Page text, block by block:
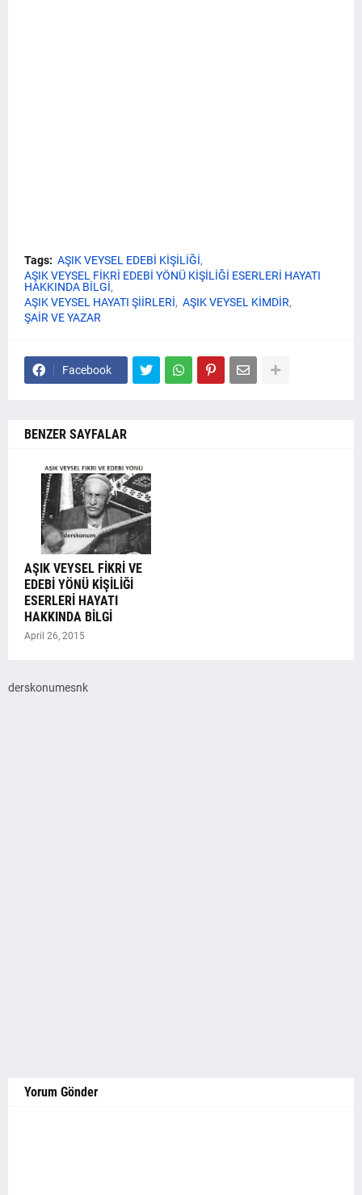
Tags: AŞIK VEYSEL EDEBİ KİŞİLİĞİ
AŞIK VEYSEL FİKRİ EDEBİ YÖNÜ KİŞİLİĞİ ESERLERİ HAYATI
HAKKINDA BİLGİ
AŞIK VEYSEL HAYATI ŞİİRLERİ
AŞIK VEYSEL KİMDİR
ŞAİR VE YAZAR
Facebook
BENZER SAYFALAR
AŞIK VEYSEL FİKRİ VE
EDEBİ YÖNÜ KİŞİLİĞİ
ESERLERİ HAYATI
HAKKINDA BİLGİ
April 26, 2015
derskonumesnk
Yorum Gönder